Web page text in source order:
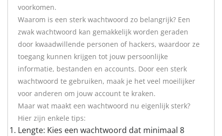
voorkomen.
Waarom is een sterk wachtwoord zo belangrijk? Een
zwak wachtwoord kan gemakkelijk worden geraden
door kwaadwillende personen of hackers, waardoor ze
toegang kunnen krijgen tot jouw persoonlijke
informatie, bestanden en accounts. Door een sterk
wachtwoord te gebruiken, maak je het veel moeilijker
voor anderen om jouw account te kraken.
Maar wat maakt een wachtwoord nu eigenlijk sterk?
Hier zijn enkele tips:
Lengte: Kies een wachtwoord dat minimaal 8